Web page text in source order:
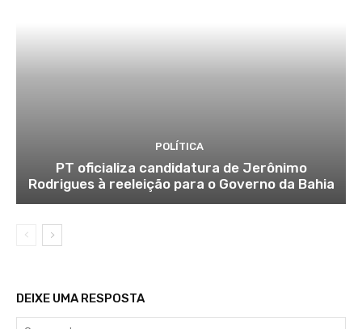
POLÍTICA
PT oficializa candidatura de Jerônimo
Rodrigues à reeleição para o Governo da Bahia
DEIXE UMA RESPOSTA